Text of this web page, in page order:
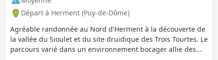
Départ à Herment (Puy-de-Dôme)
Agréable randonnée au Nord d'Herment à la découverte de
la vallée du Sioulet et du site druidique des Trois Tourtes. Le
parcours varié dans un environnement bocager allie des